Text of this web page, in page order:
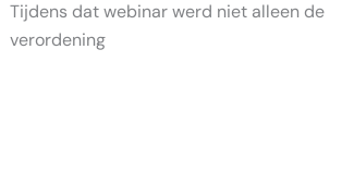
Tijdens dat webinar werd niet alleen de
verordening